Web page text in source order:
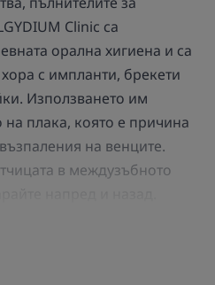
Clinic са
орална хигиена и са
с импланти, брекети
Използването им
плака, която е причина
на венците.
в междузъбното
пространство
от плака,